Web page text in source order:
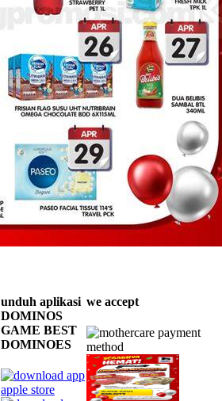
unduh aplikasi
DOMINOS
GAME BEST
DOMINOES
we accept